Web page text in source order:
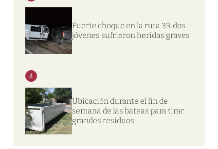
Fuerte choque en la ruta 33: dos
jóvenes sufrieron heridas graves
4
Ubicación durante el fin de
semana de las bateas para tirar
grandes residuos